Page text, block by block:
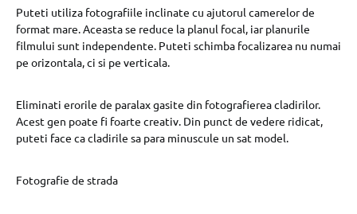
Puteti utiliza fotografiile inclinate cu ajutorul camerelor de
format mare. Aceasta se reduce la planul focal, iar planurile
filmului sunt independente. Puteti schimba focalizarea nu numai
pe orizontala, ci si pe verticala.
Eliminati erorile de paralax gasite din fotografierea cladirilor.
Acest gen poate fi foarte creativ. Din punct de vedere ridicat,
puteti face ca cladirile sa para minuscule un sat model.
Fotografie de strada